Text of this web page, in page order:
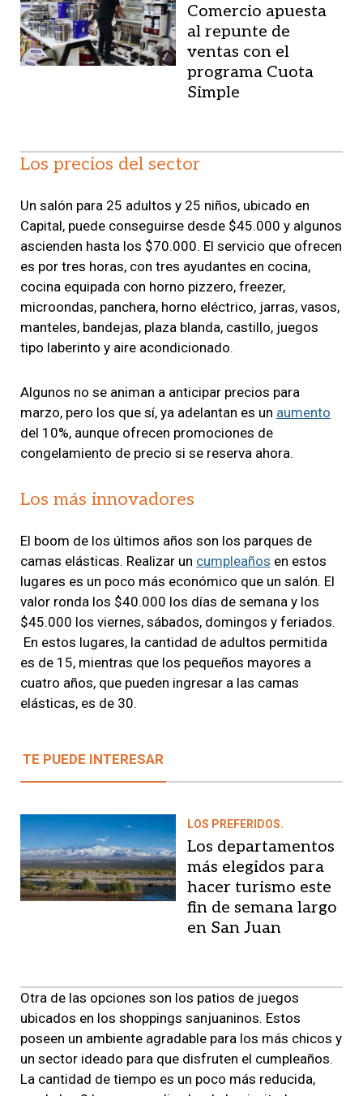
Comercio apuesta
al repunte de
ventas con el
programa Cuota
Simple
Los precios del sector
Un salón para 25 adultos y 25 niños, ubicado en
Capital, puede conseguirse desde $45.000 y algunos
ascienden hasta los $70.000. El servicio que ofrecen
es por tres horas, con tres ayudantes en cocina,
cocina equipada con horno pizzero, freezer,
microondas, panchera, horno eléctrico, jarras, vasos,
manteles, bandejas, plaza blanda, castillo, juegos
tipo laberinto y aire acondicionado.
Algunos no se animan a anticipar precios para
marzo, pero los que sí, ya adelantan es un aumento
del 10%, aunque ofrecen promociones de
congelamiento de precio si se reserva ahora.
Los más innovadores
El boom de los últimos años son los parques de
camas elásticas. Realizar un cumpleaños en estos
lugares es un poco más económico que un salón. El
valor ronda los $40.000 los días de semana y los
$45.000 los viernes, sábados, domingos y feriados.
En estos lugares, la cantidad de adultos permitida
es de 15, mientras que los pequeños mayores a
cuatro años, que pueden ingresar a las camas
elásticas, es de 30.
TE PUEDE INTERESAR
LOS PREFERIDOS.
Los departamentos
más elegidos para
hacer turismo este
fin de semana largo
en San Juan
Otra de las opciones son los patios de juegos
ubicados en los shoppings sanjuaninos. Estos
poseen un ambiente agradable para los más chicos y
un sector ideado para que disfruten el cumpleaños.
La cantidad de tiempo es un poco más reducida,